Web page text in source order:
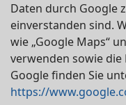
Daten durch Google
einverstanden sind.
wie „Google Maps“
verwenden sowie
Google finden Sie
https://